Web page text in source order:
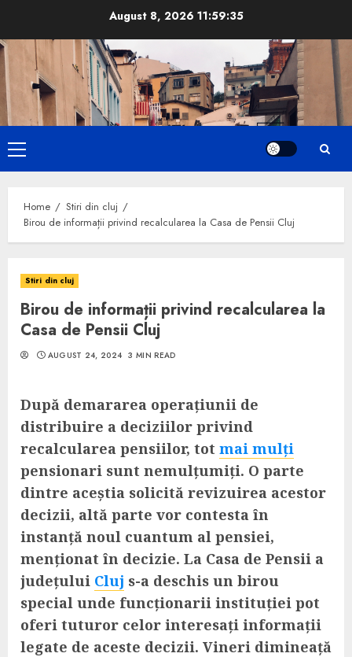
content
August 8, 2026 11:59:36
Primary
Menu
Home
Stiri din cluj
Birou de informații privind recalcularea la Casa de Pensii Cluj
Stiri din cluj
Birou de informații privind recalcularea la
Casa de Pensii Cluj
AUGUST 24, 2024 3 MIN READ
După demararea operațiunii de
distribuire a deciziilor privind
recalcularea pensiilor, tot mai mulți
pensionari sunt nemulțumiți. O parte
dintre aceștia solicită revizuirea acestor
decizii, altă parte vor contesta în
instanță noul cuantum al pensiei,
menționat în decizie. La Casa de Pensii a
județului Cluj s-a deschis un birou
special unde funcționarii instituției pot
oferi tuturor celor interesați informații
legate de aceste decizii. Vineri dimineață